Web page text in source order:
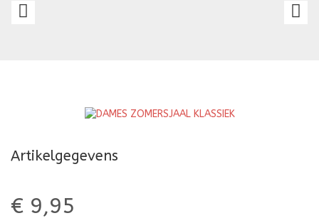
Artikelgegevens
€ 9,95